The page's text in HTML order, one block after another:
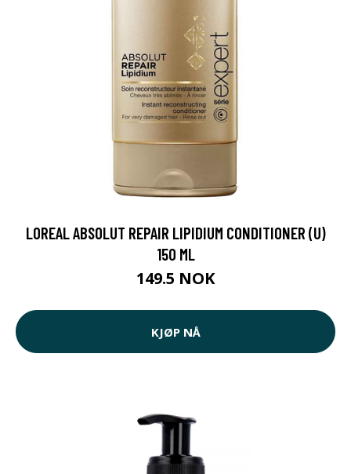
LOREAL ABSOLUT REPAIR LIPIDIUM CONDITIONER (U)
150 ML
149.5 NOK
KJØP NÅ